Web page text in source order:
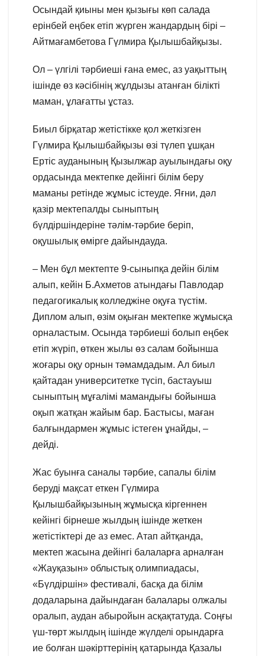
Осындай қиыны мен қызығы көп салада
ерінбей еңбек етіп жүрген жандардың бірі –
Айтмағамбетова Гүлмира Қылышбайқызы.
Ол – үлгілі тәрбиеші ғана емес, аз уақыттың
ішінде өз кәсібінің жұлдызы атанған білікті
маман, ұлағатты ұстаз.
Биыл бірқатар жетістікке қол жеткізген
Гүлмира Қылышбайқызы өзі түлеп ұшқан
Ертіс ауданының Қызылжар ауылындағы оқу
ордасында мектепке дейінгі білім беру
маманы ретінде жұмыс істеуде. Яғни, дәл
қазір мектепалды сыныптың
бүлдіршіндеріне тәлім-тәрбие беріп,
оқушылық өмірге дайындауда.
– Мен бұл мектепте 9-сыныпқа дейін білім
алып, кейін Б.Ахметов атындағы Павлодар
педагогикалық колледжіне оқуға түстім.
Диплом алып, өзім оқыған мектепке жұмысқа
орналастым. Осында тәрбиеші болып еңбек
етіп жүріп, өткен жылы өз салам бойынша
жоғары оқу орнын тәмамдадым. Ал биыл
қайтадан университетке түсіп, бастауыш
сыныптың мұғалімі мамандығы бойынша
оқып жатқан жайым бар. Бастысы, маған
балғындармен жұмыс істеген ұнайды, –
дейді.
Жас буынға саналы тәрбие, сапалы білім
беруді мақсат еткен Гүлмира
Қылышбайқызының жұмысқа кіргеннен
кейінгі бірнеше жылдың ішінде жеткен
жетістіктері де аз емес. Атап айтқанда,
мектеп жасына дейінгі балаларға арналған
«Жауқазын» облыстық олимпиадасы,
«Бүлдіршін» фестивалі, басқа да білім
додаларына дайындаған балалары олжалы
оралып, аудан абыройын асқақтатуда. Соңғы
үш-төрт жылдың ішінде жүлделі орындарға
ие болған шәкірттерінің қатарында Қазалы